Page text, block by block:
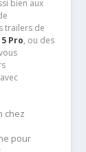
bien aux
trailers de
Pro, ou des
chez
pour